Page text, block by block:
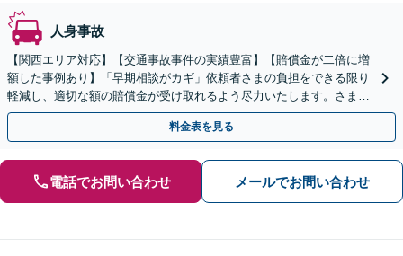
人身事故
【関西エリア対応】【交通事故事件の実績豊富】【賠償金が二倍に増
額した事例あり】「早期相談がカギ」依頼者さまの負担をできる限り
軽減し、適切な額の賠償金が受け取れるよう尽力いたします。さまざ
まな角度から示談の提案をおこない、利益の最大化を目指す
料金表を見る
電話でお問い合わせ メールでお問い合わせ